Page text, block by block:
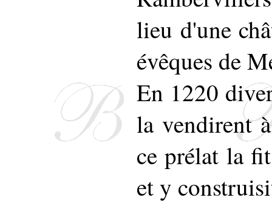
sans
sur
lieu d'une
évêques de
En 1220
la vendirent
ce prélat la
et y